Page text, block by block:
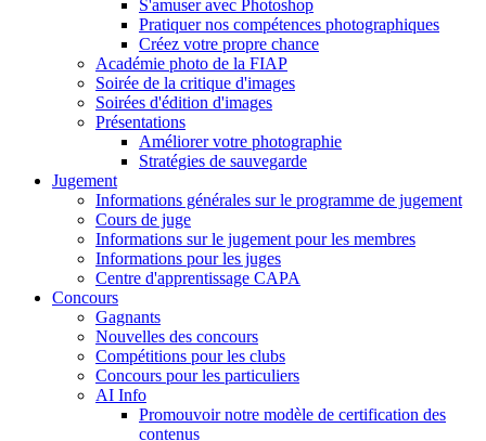
S'amuser avec Photoshop
Pratiquer nos compétences photographiques
Créez votre propre chance
Académie photo de la FIAP
Soirée de la critique d'images
Soirées d'édition d'images
Présentations
Améliorer votre photographie
Stratégies de sauvegarde
Jugement
Informations générales sur le programme de jugement
Cours de juge
Informations sur le jugement pour les membres
Informations pour les juges
Centre d'apprentissage CAPA
Concours
Gagnants
Nouvelles des concours
Compétitions pour les clubs
Concours pour les particuliers
AI Info
Promouvoir notre modèle de certification des
contenus